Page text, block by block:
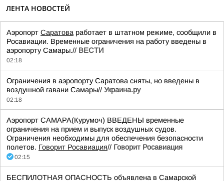
ЛЕНТА НОВОСТЕЙ
Аэропорт Саратова работает в штатном режиме, сообщили в
Росавиации. Временные ограничения на работу введены в
аэропорту Самары.// ВЕСТИ
02:18
Ограничения в аэропорту Саратова сняты, но введены в
воздушной гавани Самары// Украина.ру
02:18
Аэропорт САМАРА(Курумоч) ВВЕДЕНЫ временные
ограничения на прием и выпуск воздушных судов.
Ограничения необходимы для обеспечения безопасности
полетов. Говорит Росавиация// Говорит Росавиация
02:15
БЕСПИЛОТНАЯ ОПАСНОСТЬ объявлена в Самарской